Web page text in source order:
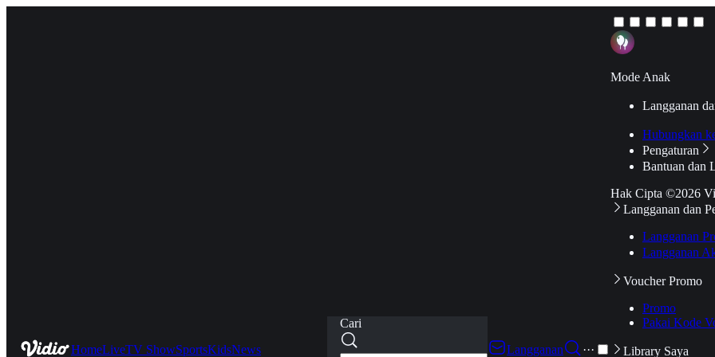
HomeLiveTV ShowSportsKidsNews
Cari
Langganan
···
Mode Anak
Langganan
Hubungkan
Pengaturan
Bantuan dan
Hak Cipta ©2026
Langganan dan
Langganan
Langganan
Voucher Promo
Promo
Pakai Kode
Library Saya